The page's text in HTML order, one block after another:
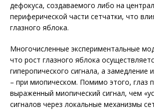
дефокуса, создаваемого либо на
периферической части сетчатки, что
глазного яблока.
Многочисленные экспериментальные
что рост глазного яблока
гиперопического сигнала, а замедление
– при миопическом. Помимо этого, глаз
выраженный миопический сигнал, чем
сигналов через локальные механизмы